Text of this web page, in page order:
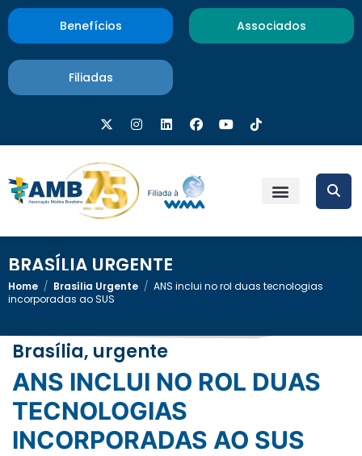
Benefícios Associados
Filiadas
BRASÍLIA URGENTE
Home / Brasília Urgente / ANS inclui no rol duas tecnologias
incorporadas ao SUS
Brasília, urgente
ANS INCLUI NO ROL DUAS
TECNOLOGIAS
INCORPORADAS AO SUS